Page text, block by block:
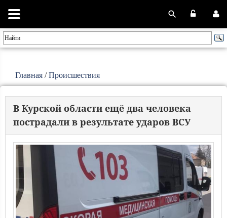
Главная /Происшествия
В Курской области ещё два человека
пострадали в результате ударов ВСУ